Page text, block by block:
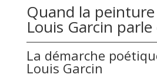
Quand la peinture
Louis Garcin
La démarche
Louis Garcin